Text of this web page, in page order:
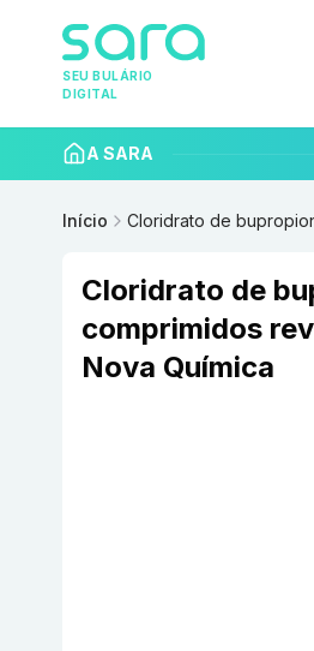
SEU BULÁRIO
DIGITAL
A SARA
Início Cloridrato de
Cloridrato de
comprimidos
Nova Química